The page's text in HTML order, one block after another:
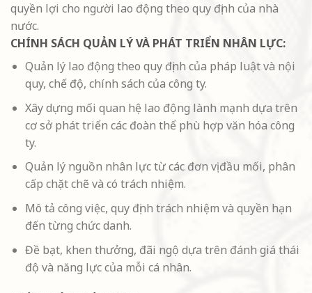
quyền lợi cho người lao động theo quy định của nhà
nước.
CHÍNH SÁCH QUẢN LÝ VÀ PHÁT TRIỂN NHÂN LỰC:
Quản lý lao động theo quy định của pháp luật và nội
quy, chế độ, chính sách của công ty.
Xây dựng mối quan hệ lao động lành mạnh dựa trên
cơ sở phát triển các đoàn thể phù hợp văn hóa công
ty.
Quản lý nguồn nhân lực từ các đơn vị đầu mối, phân
cấp chặt chẽ và có trách nhiệm.
Mô tả công việc, quy định trách nhiệm và quyền hạn
đến từng chức danh.
Đề bạt, khen thưởng, đãi ngộ dựa trên đánh giá thái
độ và năng lực của mỗi cá nhân.